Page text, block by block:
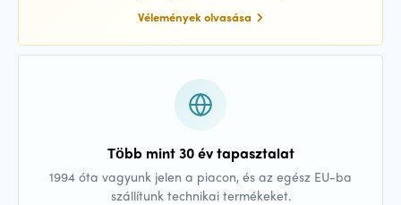
Vélemények olvasása
Több mint 30 év tapasztalat
1994 óta vagyunk jelen a piacon, és az egész EU-ba
szállítunk technikai termékeket.